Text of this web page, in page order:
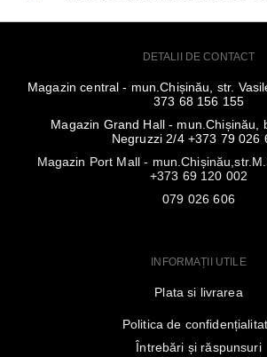
DETALII DE CONTACT
Magazin central - mun.Chișinău, str.
373 68 156 155
Magazin Grand Hall - mun.Chișinău,
Negruzzi 2/4 +373 79 026
Magazin Port Mall -
+373 69 120 002
079 026 606
INFORMAȚII UTILE
Plata si livrarea
Politica de
Întrebări și răspunsuri